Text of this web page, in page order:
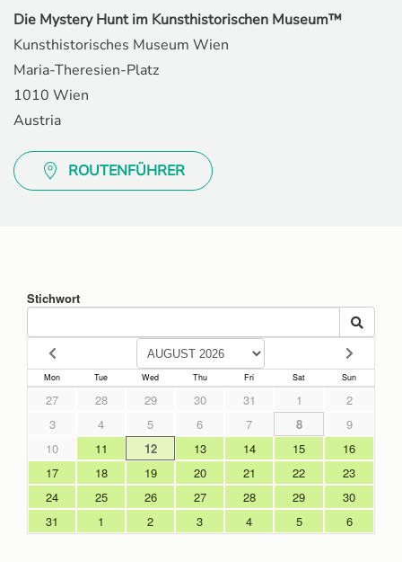
Die Mystery Hunt im Kunsthistorischen Museum™
Kunsthistorisches Museum Wien
Maria-Theresien-Platz
1010 Wien
Austria
ROUTENFÜHRER